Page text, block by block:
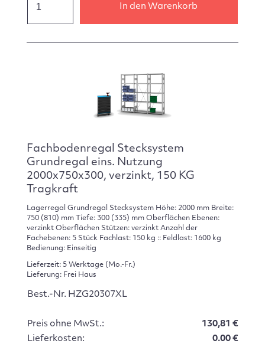
In den Warenkorb
Fachbodenregal Stecksystem
Grundregal eins. Nutzung
2000x750x300, verzinkt, 150 KG
Tragkraft
Lagerregal Grundregal Stecksystem Höhe: 2000 mm Breite:
750 (810) mm Tiefe: 300 (335) mm Oberflächen Ebenen:
verzinkt Oberflächen Stützen: verzinkt Anzahl der
Fachebenen: 5 Stück Fachlast: 150 kg :: Feldlast: 1600 kg
Bedienung: Einseitig
Lieferzeit: 5 Werktage (Mo.-Fr.)
Lieferung: Frei Haus
Best.-Nr. HZG20307XL
Preis ohne MwSt.:
130,81 €
Lieferkosten:
0.00 €